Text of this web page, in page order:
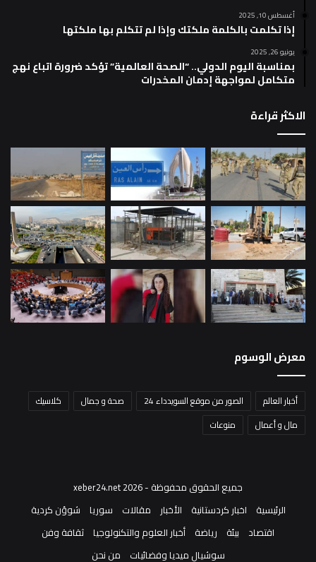
أغسطس 10, 2025
إذا تكلمت بالكلمة ملكتك وإذا لم تتكلم بها ملكتها
يونيو 26, 2025
بمناسبة اليوم الدولي.. “الصحة العالمية” تؤكد ضرورة اتباع نهج
متكامل لمواجهة إدمان المخدرات
الاكثر قراءة
معرض الوسوم
أخبار العالم الصور من موقع السويدداء 24 صحة و جمال
كلاسيك
مال و أعمال
منوعات
جميع الحقوق محفوظة - xeber24.net 2026
الرئيسية
اخبار كردستانية الأخبار مقالات سوريا
شوؤن كردية
اقتصاد
بيئة رياضة أخبار العلوم والتكنولوجيا ثقافة وفن
سوشيال ميديا وفضائيات
من نحن